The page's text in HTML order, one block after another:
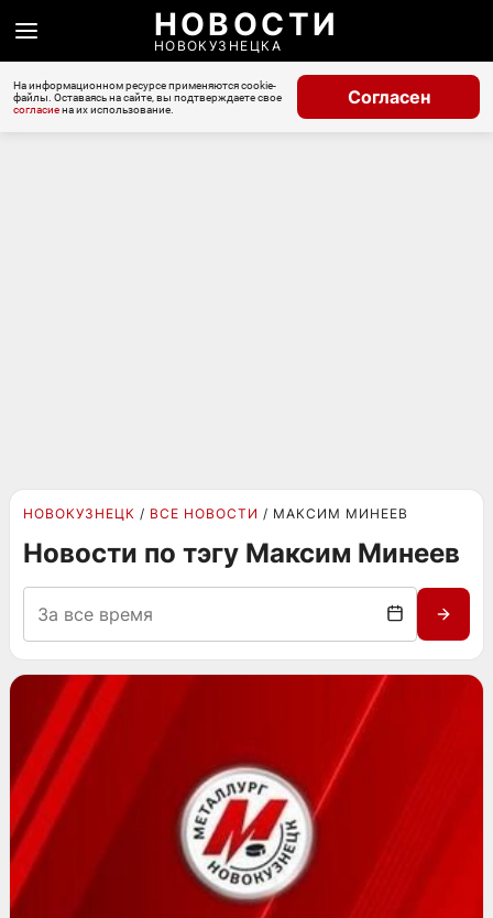
НОВОСТИ
НОВОКУЗНЕЦКА
На информационном ресурсе применяются cookie-
файлы. Оставаясь на сайте, вы подтверждаете свое
согласиена их использование.
Согласен
НОВОКУЗНЕЦК ВСЕ НОВОСТИ МАКСИМ МИНЕЕВ
Новости по тэгу Максим Минеев